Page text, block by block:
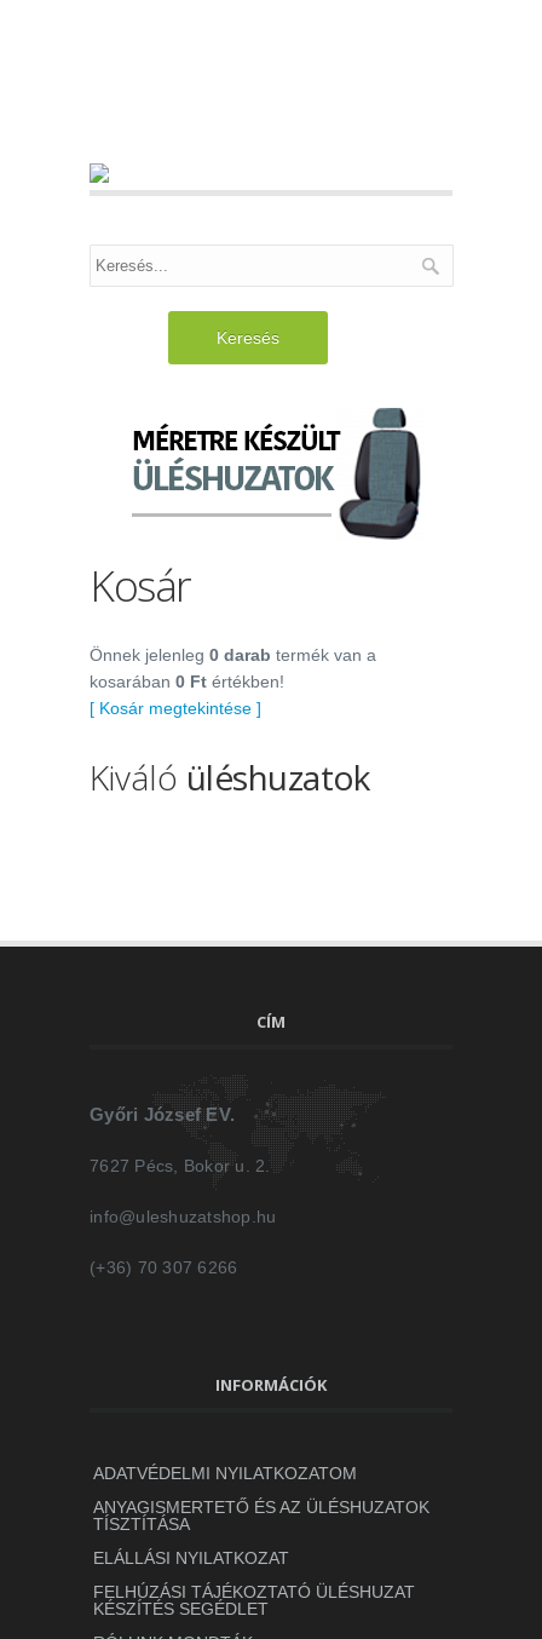
Keresés
Kosár
Önnek jelenleg 0 darab termék van a
kosarában 0 Ft értékben!
[ Kosár megtekintése ]
Kiváló üléshuzatok
CÍM
Győri József EV.
7627 Pécs, Bokor u. 2.
info@uleshuzatshop.hu
(+36) 70 307 6266
INFORMÁCIÓK
ADATVÉDELMI NYILATKOZATOM
ANYAGISMERTETŐ ÉS AZ ÜLÉSHUZATOK
TÍSZTÍTÁSA
ELÁLLÁSI NYILATKOZAT
FELHÚZÁSI TÁJÉKOZTATÓ ÜLÉSHUZAT
KÉSZÍTÉS SEGÉDLET